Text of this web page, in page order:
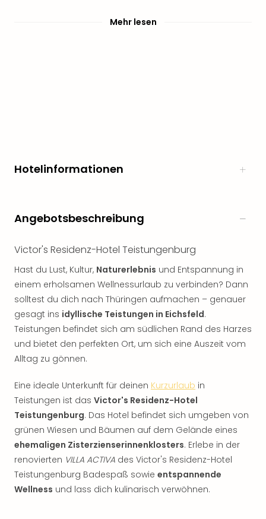
Mehr lesen
Hotelinformationen
Angebotsbeschreibung
Victor's Residenz-Hotel Teistungenburg
Hast du Lust, Kultur, Naturerlebnis und Entspannung in
einem erholsamen Wellnessurlaub zu verbinden? Dann
solltest du dich nach Thüringen aufmachen – genauer
gesagt ins idyllische Teistungen in Eichsfeld.
Teistungen befindet sich am südlichen Rand des Harzes
und bietet den perfekten Ort, um sich eine Auszeit vom
Alltag zu gönnen.
Eine ideale Unterkunft für deinen Kurzurlaub in
Teistungen ist das Victor's Residenz-Hotel
Teistungenburg. Das Hotel befindet sich umgeben von
grünen Wiesen und Bäumen auf dem Gelände eines
ehemaligen Zisterzienserinnenklosters. Erlebe in der
renovierten VILLA ACTIVA des Victor's Residenz-Hotel
Teistungenburg Badespaß sowie entspannende
Wellness und lass dich kulinarisch verwöhnen.